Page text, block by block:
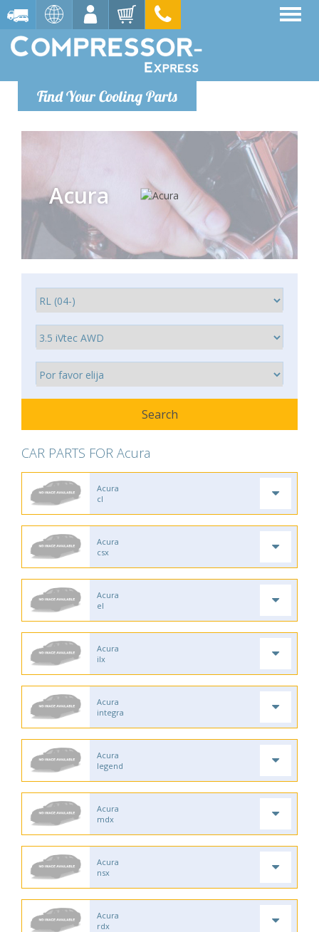
Find Your Cooling Parts
Acura
CAR PARTS FOR Acura
Acura
cl
Acura
csx
Acura
el
Acura
ilx
Acura
integra
Acura
legend
Acura
mdx
Acura
nsx
Acura
rdx